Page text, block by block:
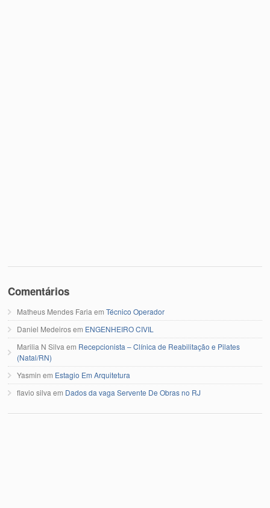
Comentários
Matheus Mendes Faria emTécnico Operador
Daniel Medeirosem ENGENHEIRO CIVIL
Marilia N Silva em Recepcionista – Clínica de Reabilitação e Pilates
(Natal/RN)
Yasmin em Estagio Em Arquitetura
flavio silva em Dados da vaga Servente De Obras no RJ